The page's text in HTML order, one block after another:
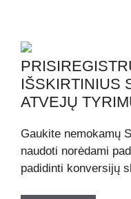
IŠSKIRTINIUS
ATVEJŲ
Gaukite nemokamų
naudoti norėdami
padidinti konversijų